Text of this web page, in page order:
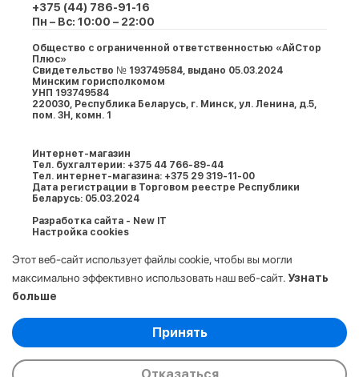
+375 (44) 786-91-16
Пн – Вс: 10:00 – 22:00
Общество с ограниченной ответственностью «АйСтор
Плюс»
Свидетельство № 193749584, выдано 05.03.2024
Минским горисполкомом
УНП 193749584
220030, Республика Беларусь, г. Минcк, ул. Ленина, д.5,
пом. 3Н, комн. 1
Интернет-магазин
Тел. бухгалтерии: +375 44 766-89-44
Тел. интернет-магазина: +375 29 319-11-00
Дата регистрации в Торговом реестре Республики
Беларусь: 05.03.2024
Разработка сайта - New IT
Настройка cookies
193749584. Все права защищены.
Этот веб-сайт использует файлы cookie, чтобы вы могли
максимально эффективно использовать наш веб-сайт. Узнать
больше
Выберите настройки cookie
Аналитические/Функциональные
Принять